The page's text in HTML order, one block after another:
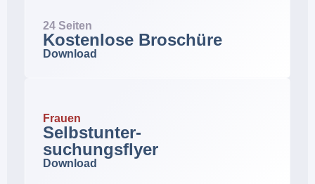
24 Seiten
Kostenlose Broschüre
Download
Frauen
Selbstunter-
suchungsflyer
Download